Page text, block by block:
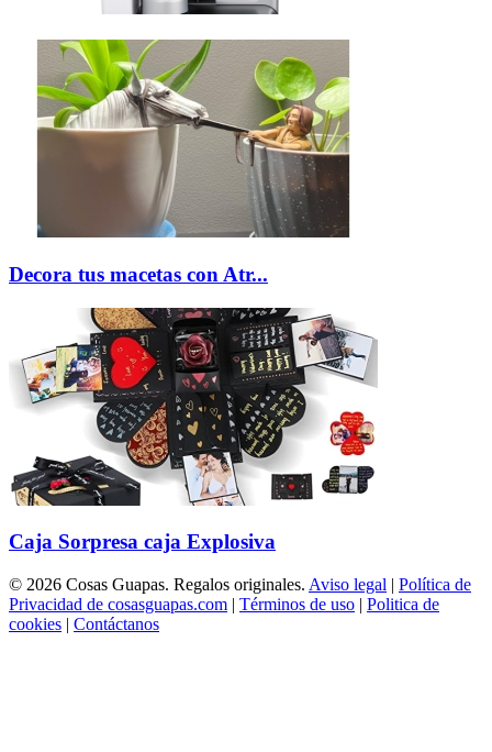
Decora tus macetas con Atr...
Caja Sorpresa caja Explosiva
© 2026 Cosas Guapas. Regalos originales. Aviso legal | Política de
Privacidad de cosasguapas.com | Términos de uso | Politica de
cookies | Contáctanos